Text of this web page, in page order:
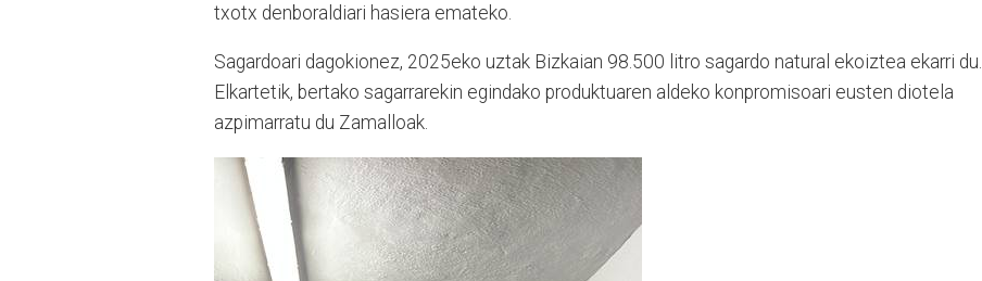
txotx denboraldiari hasiera emateko.
Sagardoari dagokionez, 2025eko uztak Bizkaian 98.500 litro sagardo natural ekoiztea ekarri du.
Elkartetik, bertako sagarrarekin egindako produktuaren aldeko konpromisoari eusten diotela
azpimarratu du Zamalloak.